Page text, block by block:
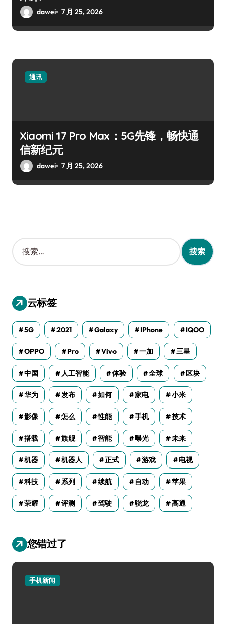
dawei 7 月 25, 2026
通讯
Xiaomi 17 Pro Max：5G先锋，畅快通
信新纪元
dawei 7 月 25, 2026
搜
索
：
云标签
5G 2021 Galaxy IPhone IQOO
OPPO Pro Vivo 一加 三星
中国 人工智能 体验 全球 区块
华为 发布 如何 家电 小米
影像 怎么 性能 手机 技术
搭载 旗舰 智能 曝光 未来
机器 机器人 正式 游戏 电视
科技 系列 续航 自动 苹果
荣耀 评测 驾驶 骁龙 高通
您错过了
手机新闻